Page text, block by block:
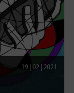
19 | 02 | 2021